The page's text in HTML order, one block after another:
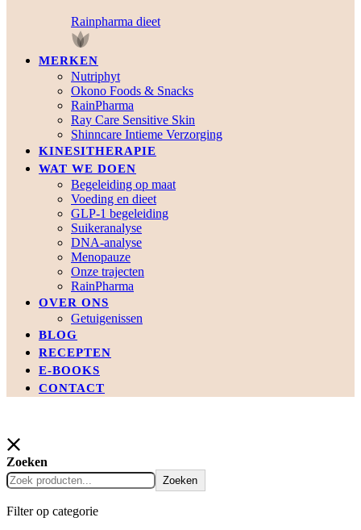
Rainpharma dieet
MERKEN
Nutriphyt
Okono Foods & Snacks
RainPharma
Ray Care Sensitive Skin
Shinncare Intieme Verzorging
KINESITHERAPIE
WAT WE DOEN
Begeleiding op maat
Voeding en dieet
GLP-1 begeleiding
Suikeranalyse
DNA-analyse
Menopauze
Onze trajecten
RainPharma
OVER ONS
Getuigenissen
BLOG
RECEPTEN
E-BOOKS
CONTACT
Zoeken
Zoeken
Filter op categorie